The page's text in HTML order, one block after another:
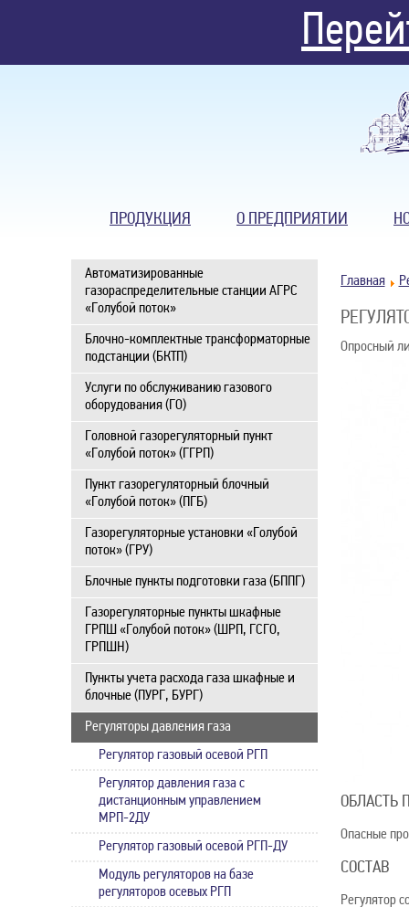
ПРОДУКЦИЯ О ПРЕДПРИЯТИИ
Автоматизированные
газораспределительные станции АГРС
«Голубой поток»
Блочно-комплектные трансформаторные
подстанции (БКТП)
Услуги по обслуживанию газового
оборудования (ГО)
Головной газорегуляторный пункт
«Голубой поток» (ГГРП)
Пункт газорегуляторный блочный
«Голубой поток» (ПГБ)
Газорегуляторные установки «Голубой
поток» (ГРУ)
Блочные пункты подготовки газа (БППГ)
Газорегуляторные пункты шкафные
ГРПШ «Голубой поток» (ШРП, ГСГО,
ГРПШН)
Пункты учета расхода газа шкафные и
блочные (ПУРГ, БУРГ)
Регуляторы давления газа
Регулятор газовый осевой РГП
Регулятор давления газа с
дистанционным управлением
МРП-2ДУ
Регулятор газовый осевой РГП-ДУ
Модуль регуляторов на базе
регуляторов осевых РГП
Главная
Опросный
ОБЛАСТЬ
Опасные
СОCТАВ
Регулятор